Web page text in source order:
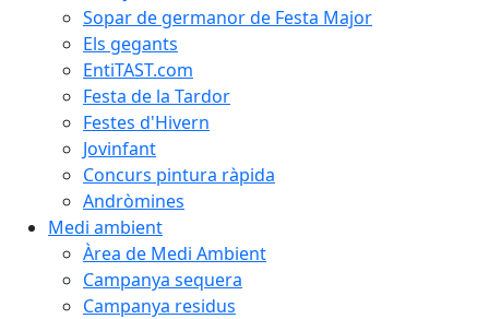
Sopar de germanor de Festa Major
Els gegants
EntiTAST.com
Festa de la Tardor
Festes d'Hivern
Jovinfant
Concurs pintura ràpida
Andròmines
Medi ambient
Àrea de Medi Ambient
Campanya sequera
Campanya residus